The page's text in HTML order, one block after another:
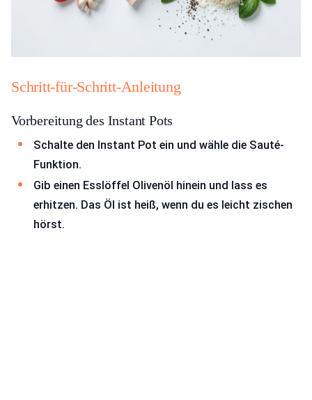
Schritt-für-Schritt-Anleitung
Vorbereitung des Instant Pots
Schalte den Instant Pot ein und wähle die Sauté-
Funktion.
Gib einen Esslöffel Olivenöl hinein und lass es
erhitzen. Das Öl ist heiß, wenn du es leicht zischen
hörst.